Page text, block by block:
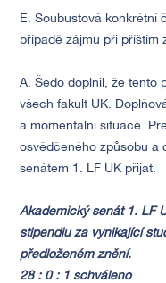
E. Soubustová konkrétní
případě zájmu při příštím
A. Šedo doplnil, že tento
všech fakult UK.
a momentální situace.
osvědčeného způsobu a
senátem 1. LF UK přijat.
Akademický senát 1. LF
stipendiu za vynikající
předloženém znění.
28 : 0 : 1 schváleno